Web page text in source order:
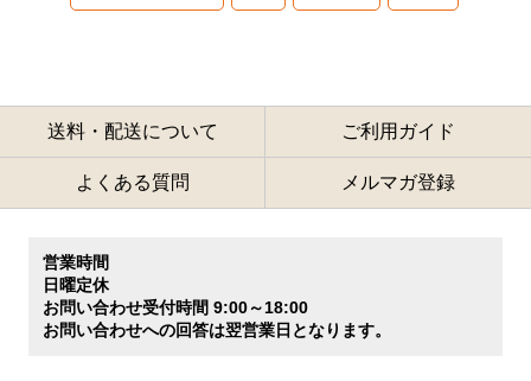
送料・配送について ご利用ガイド
よくある質問 メルマガ登録
営業時間
日曜定休
お問い合わせ受付時間 9:00～18:00
お問い合わせへの回答は翌営業日となります。